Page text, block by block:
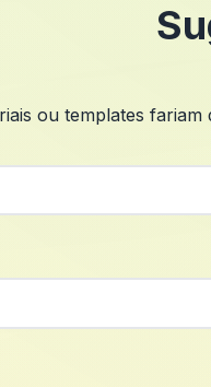
ou templates fariam